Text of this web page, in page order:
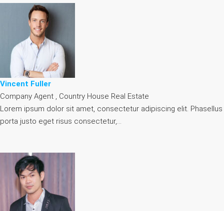
Vincent Fuller
Company Agent , Country House Real Estate
Lorem ipsum dolor sit amet, consectetur adipiscing elit. Phasellus
porta justo eget risus consectetur,…